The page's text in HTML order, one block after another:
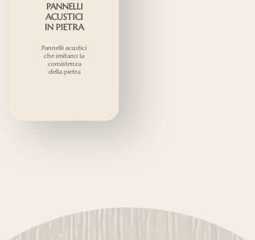
PANNELLI
ACUSTICI
IN PIETRA
Pannelli acustici
che imitano la
consistenza
della pietra